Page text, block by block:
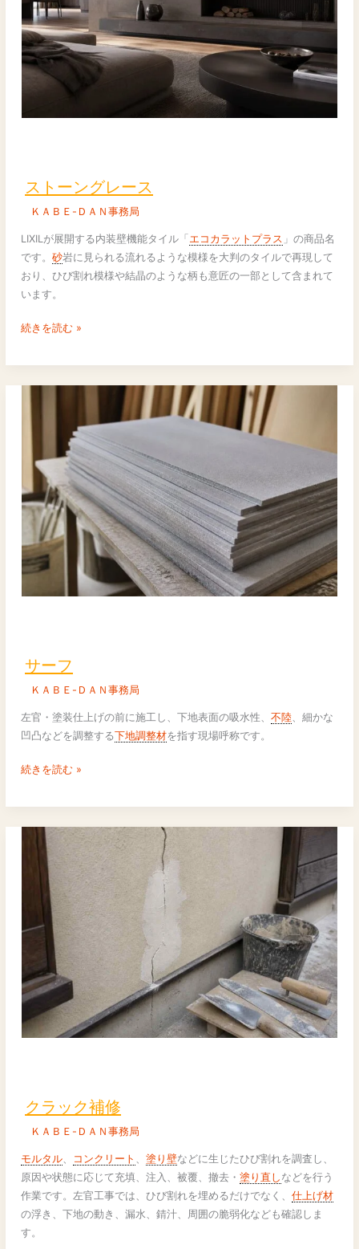
上
げ
ストーングレース
ＫＡＢＥ-ＤＡＮ事務局
LIXILが展開する内装壁機能タイル「 エコカラットプラス 」の商品名
です。砂岩に見られる流れるような模様を大判のタイルで再現して
おり、ひび割れ模様や結晶のような柄も意匠の一部として含まれて
います。
ン
レ
ー
ス
続きを読む »
サーフ
ＫＡＢＥ-ＤＡＮ事務局
左官・塗装仕上げの前に施工し、下地表面の吸水性、不陸、細かな
凹凸などを調整する下地調整材を指す現場呼称です。
フ
続きを読む »
クラック補修
ＫＡＢＥ-ＤＡＮ事務局
モルタル コンクリート 、塗り壁などに生じたひび割れを調査し、
原因や状態に応じて充填、注入、被覆、撤去・塗り直し などを行う
作業です。左官工事では、ひび割れを埋めるだけでなく、仕上げ材
の浮き、下地の動き、漏水、錆汁、周囲の脆弱化なども確認しま
す。
ク
修